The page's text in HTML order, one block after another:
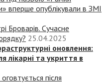
вперше опублікували в ЗМІ
Броварів. Сучасне
25.04.2025
оновлення:
лікарні та укриття в
після